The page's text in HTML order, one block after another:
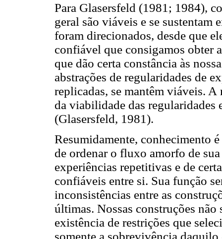
Para Glasersfeld (1981; 1984),
geral são viáveis e se sustentam
foram direcionados, desde que
confiável que consigamos obter
que dão certa constância às
abstrações de regularidades de
replicadas, se mantêm viáveis. A
da viabilidade das regularidades
(Glasersfeld, 1981).
Resumidamente, conhecimento
de ordenar o fluxo amorfo de
experiências repetitivas e de
confiáveis entre si. Sua função
inconsistências entre as
últimas. Nossas construções
existência de restrições que
somente a sobrevivência daquilo